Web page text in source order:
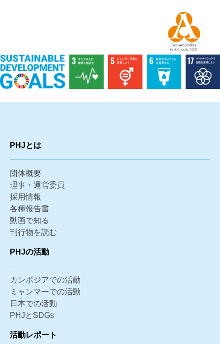
PHJとは
団体概要
理事・運営委員
採用情報
各種報告書
動画で知る
刊行物を読む
PHJの活動
カンボジアでの活動
ミャンマーでの活動
日本での活動
PHJとSDGs
活動レポート